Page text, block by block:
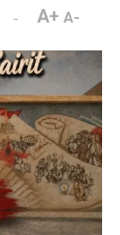
A+ A-